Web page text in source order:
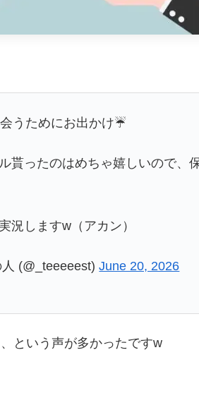
うためにお出かけ☔
貰ったのはめちゃ嬉しいので、
況しますw（アカン）
(@_teeeeest)June 20, 2026
という声が多かったですw